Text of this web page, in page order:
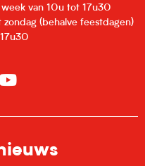
van 10u tot 17u30
(behalve feestdagen)